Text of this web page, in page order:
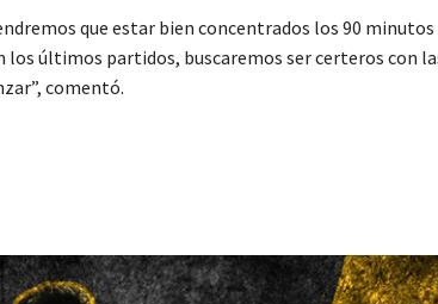
que estar bien concentrados los 90 minutos
últimos partidos, buscaremos ser certeros con
comentó.